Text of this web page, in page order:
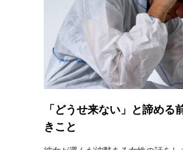
「どうせ来ない」と諦める
きこと